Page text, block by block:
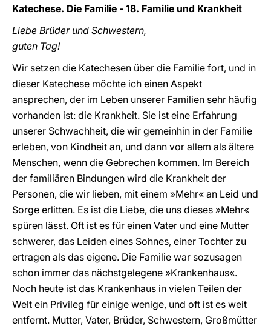
Katechese. Die Familie - 18. Familie und Krankheit
Liebe Brüder und Schwestern,
guten Tag!
Wir setzen die Katechesen über die Familie fort, und in
dieser Katechese möchte ich einen Aspekt
ansprechen, der im Leben unserer Familien sehr häufig
vorhanden ist: die Krankheit. Sie ist eine Erfahrung
unserer Schwachheit, die wir gemeinhin in der Familie
erleben, von Kindheit an, und dann vor allem als ältere
Menschen, wenn die Gebrechen kommen. Im Bereich
der familiären Bindungen wird die Krankheit der
Personen, die wir lieben, mit einem »Mehr« an Leid und
Sorge erlitten. Es ist die Liebe, die uns dieses »Mehr«
spüren lässt. Oft ist es für einen Vater und eine Mutter
schwerer, das Leiden eines Sohnes, einer Tochter zu
ertragen als das eigene. Die Familie war sozusagen
schon immer das nächstgelegene »Krankenhaus«.
Noch heute ist das Krankenhaus in vielen Teilen der
Welt ein Privileg für einige wenige, und oft ist es weit
entfernt. Mutter, Vater, Brüder, Schwestern, Großmütter